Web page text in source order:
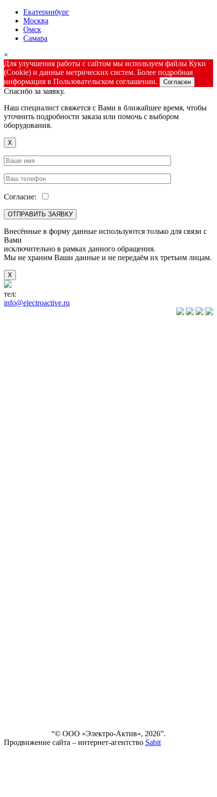
Екатеринбург
Москва
Омск
Самара
×
Для улучшения работы с сайтом мы используем файлы Куки
(Cookie) и данные метрических систем. Более подробная
информация в Пользовательском соглашении.
Согласен
Спасибо за заявку.
Наш специалист свяжется с Вами в ближайшее время, чтобы
уточнить подробности заказа или помочь с выбором
оборудования.
X
Согласие:
Внесённые в форму данные используются только для связи с
Вами
исключительно в рамках данного обращения.
Мы не храним Ваши данные и не передаём их третьим лицам.
X
тел:
info@electroactive.ru
“© ООО «Электро-Актив», 2026”.
Продвижение сайта – интернет-агентство Sabit